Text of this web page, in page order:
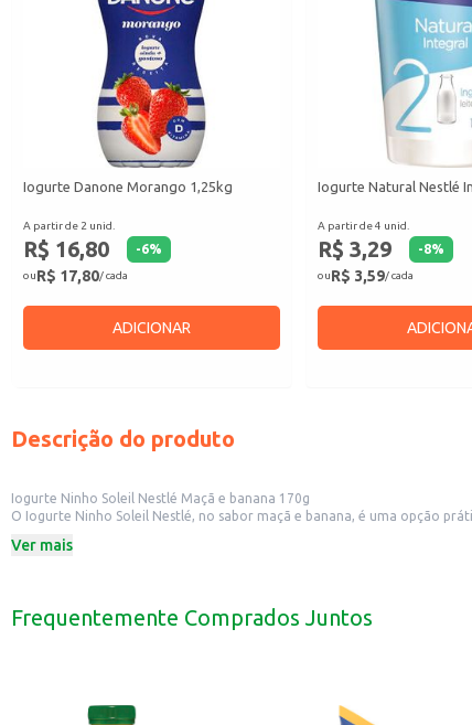
Iogurte Danone Morango 1,25kg
A partir de 2 unid.
R$ 16,80 -6%
ouR$ 17,80/ cada
ADICIONAR
Iogurte Natural Nestlé
A partir de 4 unid.
R$ 3,29 -8%
ouR$ 3,59/ cada
Descrição do produto
Iogurte Ninho Soleil Nestlé Maçã e banana 170g
O Iogurte Ninho Soleil Nestlé, no sabor maçã e banana, é uma opção
Perfeito para um café da manhã rápido e nutritivo.
Com o Iogurte Ninho Soleil, você oferece uma opção deliciosa e nutritiva
Ver mais
Frequentemente Comprados Juntos